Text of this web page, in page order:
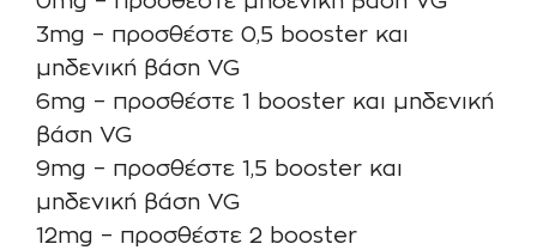
3mg – προσθέστε 0,5 booster και
μηδενική βάση VG
6mg – προσθέστε 1 booster και μηδενική
βάση VG
9mg – προσθέστε 1,5 booster και
μηδενική βάση VG
12mg – προσθέστε 2 booster